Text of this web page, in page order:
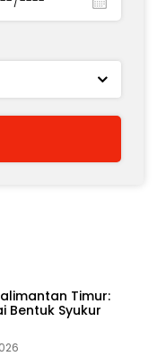
Timur:
Bentuk Syukur